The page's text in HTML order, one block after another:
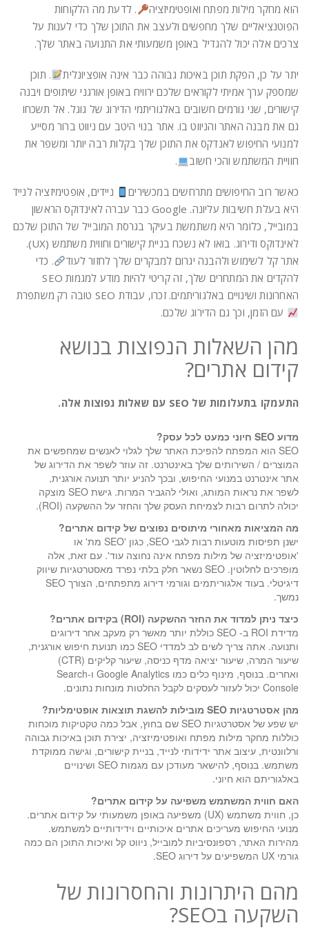
הוא מחקר מילות מפתח ואופטימיזציה
. לדעת מה הלקוחות
הפוטנציאליים שלך מחפשים ולעצב את התוכן שלך כדי לענות על
צרכים אלה יכול להגדיל באופן משמעותי את התנועה באתר שלך.
יתר על כן, הפקת תוכן באיכות גבוהה כבר אינה אופציונלית
. תוכן
שמספק ערך אמיתי לקוראים שלכם ירוויח באופן אורגני שיתופים ויבנה
קישורים, שני גורמים חשובים באלגוריתמי הדירוג של גוגל. אל תשכחו
גם את מבנה האתר והניווט בו. אתר בנוי היטב עם ניווט ברור מסייע
למנועי החיפוש לאנדקס את התוכן שלך בקלות רבה יותר ומשפר את
חוויית המשתמש והכי חשוב
.
כאשר רוב החיפושים מתרחשים במכשירים
ניידים, אופטימיזציה לנייד
היא בעלת חשיבות עליונה. Google כבר עברה לאינדוקס הראשון
במובייל, כלומר היא משתמשת בעיקר בגרסת המובייל של התוכן שלכם
לאינדוקס ודירוג. בואו לא נשכח בניית קישורים וחווית משתמש (UX).
אתר קל לשימוש ולהבנה יגרום למבקרים שלך לחזור לעוד
. כדי
להקדים את המתחרים שלך, זה קריטי להיות מודע למגמות SEO
האחרונות ושינויים באלגוריתמים. זכרו, עבודת SEO טובה רק משתפרת
עם הזמן, וכך גם הדירוג שלכם.
מהן השאלות הנפוצות בנושא
קידום אתרים?
התעמקו בתעלומות של SEO עם שאלות נפוצות אלה.
מדוע SEO חיוני כמעט לכל עסק?
SEO הוא המפתח להפיכת האתר שלך לגלוי לאנשים שמחפשים את
המוצרים / השירותים שלך באינטרנט. זה עוזר לשפר את הדירוג של
אתר אינטרנט במנועי החיפוש, ובכך להניע יותר תנועה אורגנית,
לשפר את נראות המותג, ואולי להגביר המרות. גישת SEO מוצקה
יכולה לתרום רבות לצמיחת העסק שלך והחזר על ההשקעה (ROI).
מה המציאות מאחורי מיתוסים נפוצים של קידום אתרים?
ישנן תפיסות מוטעות רבות לגבי SEO, כגון 'SEO מת' או
'אופטימיזציה של מילות מפתח אינה נחוצה עוד'. עם זאת, אלה
מופרכים לחלוטין. SEO נשאר חלק בלתי נפרד מאסטרטגיות שיווק
דיגיטלי. בעוד אלגוריתמים וגורמי דירוג מתפתחים, הצורך SEO
נמשך.
כיצד ניתן למדוד את החזר ההשקעה (ROI) בקידום אתרים?
מדידת ROI ב- SEO כוללת יותר מאשר רק מעקב אחר דירוגים
ותנועה. אתה צריך לשים לב למדדי SEO כמו תנועת חיפוש אורגנית,
שיעור המרה, שיעור יציאה מדף כניסה, שיעור קליקים (CTR)
ואחרים. בנוסף, מינוף כלים כמו Google Analytics ו-Search
Console יכול לעזור לעסקים לקבל החלטות מונחות נתונים.
מהן אסטרטגיות SEO מובילות להשגת תוצאות אופטימליות?
יש שפע של אסטרטגיות SEO שם בחוץ, אבל כמה טקטיקות מוכחות
כוללות מחקר מילות מפתח ואופטימיזציה, יצירת תוכן באיכות גבוהה
ורלוונטית, עיצוב אתר ידידותי לנייד, בניית קישורים, וגישה ממוקדת
משתמש. בנוסף, להישאר מעודכן עם מגמות SEO ושינויים
באלגוריתם הוא חיוני.
האם חווית המשתמש משפיעה על קידום אתרים?
כן, חווית משתמש (UX) משפיעה באופן משמעותי על קידום אתרים.
מנועי החיפוש מעריכים אתרים איכותיים וידידותיים למשתמש.
מהירות האתר, רספונסיביות למובייל, ניווט קל ואיכות התוכן הם כמה
גורמי UX המשפיעים על דירוג SEO.
מהם היתרונות והחסרונות של
השקעה בSEO?